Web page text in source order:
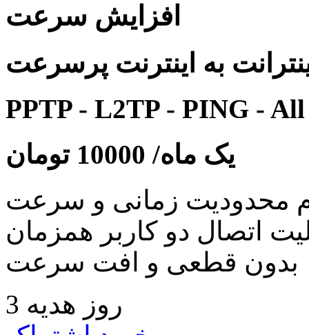
افزایش سرعت
به اینترنت پرسرعت
PPTP - L2TP - PING -
یک ماه/ 10000 تومان
محدودیت زمانی و سرعت
اتصال دو کاربر همزمان
بدون قطعی و افت سرعت
3 روز هدیه